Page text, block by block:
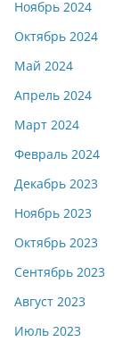
Ноябрь 2024
Октябрь 2024
Май 2024
Апрель 2024
Март 2024
Февраль 2024
Декабрь 2023
Ноябрь 2023
Октябрь 2023
Сентябрь 2023
Август 2023
Июль 2023